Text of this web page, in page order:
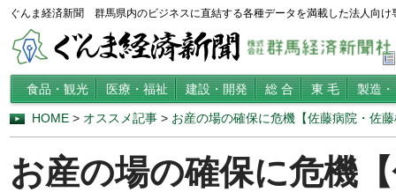
ぐんま経済新聞 群馬県内のビジネスに直結する各種データを満載した法人向け
食品・観光 医療・福祉 建設・開発 総 合 東 毛 製造
HOME > オススメ記事 > お産の場の確保に危機【佐藤病院・佐
お産の場の確保に危機